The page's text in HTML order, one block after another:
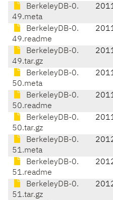
BerkeleyDB-0.
49.meta
BerkeleyDB-0.
49.readme
BerkeleyDB-0.
49.tar.gz
BerkeleyDB-0.
50.meta
BerkeleyDB-0.
50.readme
BerkeleyDB-0.
50.tar.gz
BerkeleyDB-0.
51.meta
BerkeleyDB-0.
51.readme
BerkeleyDB-0.
51.tar.gz